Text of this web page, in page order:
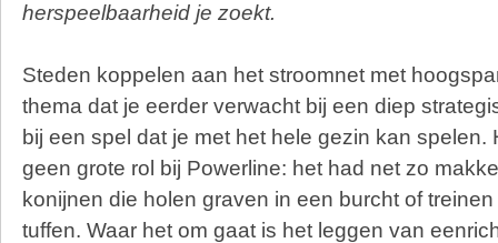
herspeelbaarheid je zoekt.
Steden koppelen aan het stroomnet met
thema dat je eerder verwacht bij een diep
bij een spel dat je met het hele gezin kan spelen.
geen grote rol bij Powerline: het had net zo
konijnen die holen graven in een burcht of
tuffen. Waar het om gaat is het leggen van